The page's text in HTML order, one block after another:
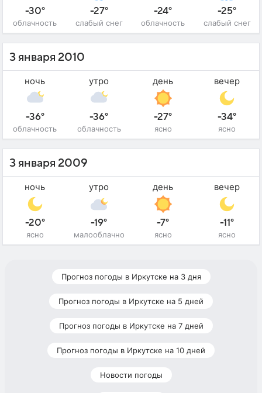
-30°
облачность
-27°
слабый снег
-24°
облачность
-25°
слабый снег
3 января 2010
ночь
-36°
облачность
утро
-36°
облачность
день
-27°
ясно
вечер
-34°
ясно
3 января 2009
ночь
-20°
ясно
утро
-19°
малооблачно
день
-7°
ясно
вечер
-11°
ясно
Прогноз погоды в Иркутске на 3 дня
Прогноз погоды в Иркутске на 5 дней
Прогноз погоды в Иркутске на 7 дней
Прогноз погоды в Иркутске на 10 дней
Новости погоды